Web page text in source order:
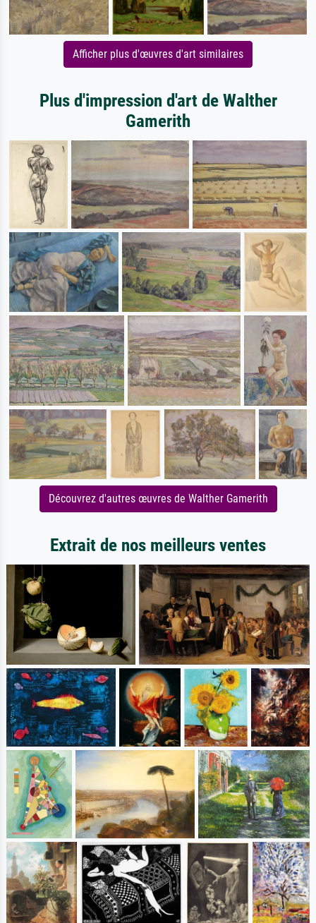
Afficher plus d'œuvres d'art similaires
Plus d'impression d'art de Walther
Gamerith
Découvrez d'autres œuvres de Walther Gamerith
Extrait de nos meilleurs ventes